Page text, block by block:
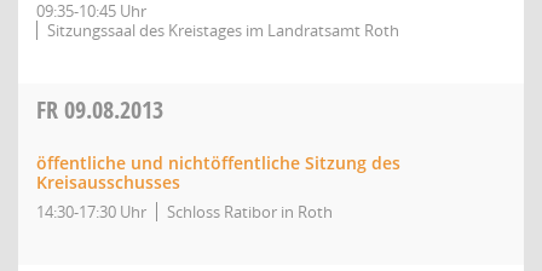
09:35-10:45 Uhr
Sitzungssaal des Kreistages im Landratsamt Roth
FR09.08.2013
öffentliche und nichtöffentliche Sitzung des
Kreisausschusses
14:30-17:30 Uhr Schloss Ratibor in Roth